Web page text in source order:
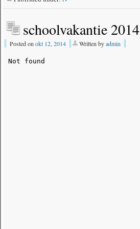
schoolvakantie 2014
Posted on okt 12, 2014 Written byadmin